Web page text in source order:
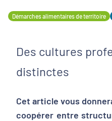
Démarches alimentaires de territoire
Des cultures
distinctes
Cet article vous
coopérer entre